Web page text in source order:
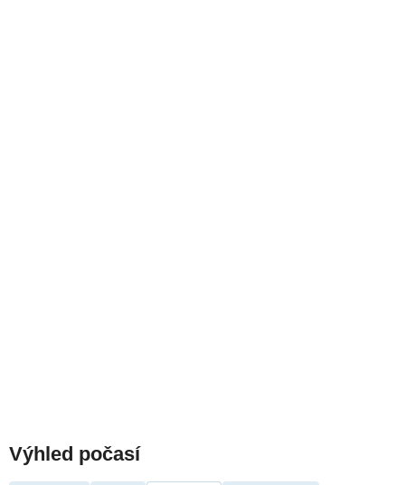
Výhled počasí